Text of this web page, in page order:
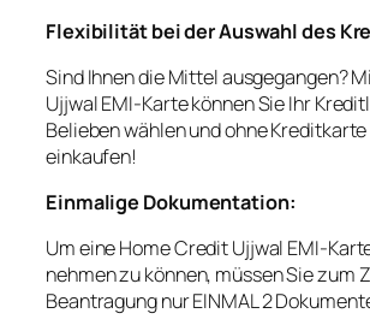
Flexibilität bei der Auswahl des
Sind Ihnen die Mittel ausgegangen?
Ujjwal EMI-Karte können Sie Ihr
Belieben wählen und ohne Kreditkarte
einkaufen!
Einmalige Dokumentation:
Um eine Home Credit Ujjwal EMI-
nehmen zu können, müssen Sie zum
Beantragung nur EINMAL 2